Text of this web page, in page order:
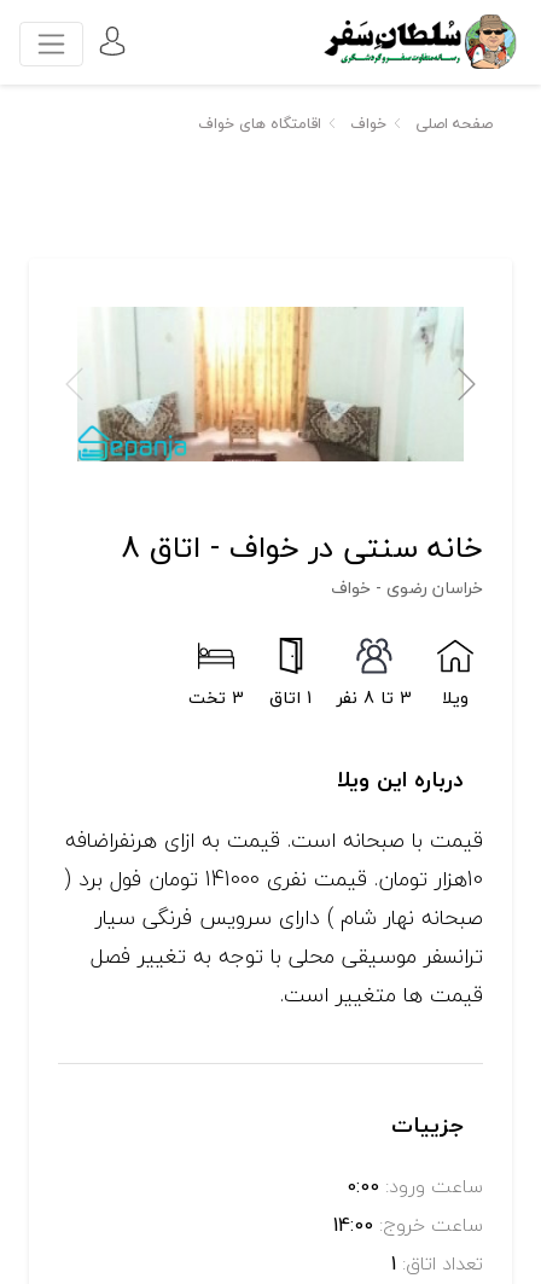
صفحه اصلی خواف اقامتگاه های خواف
خانه سنتی در خواف - اتاق 8
خراسان رضوی - خواف
ویلا 3 تا 8 نفر 1 اتاق 3 تخت
درباره این ویلا
قیمت با صبحانه است. قیمت به ازای هرنفراضافه
10هزار تومان. قیمت نفری 141000 تومان فول برد (
صبحانه نهار شام ) دارای سرویس فرنگی سیار
ترانسفر موسیقی محلی با توجه به تغییر فصل
قیمت ها متغییر است.
جزییات
ساعت ورود:
ساعت خروج:
تعداد اتاق: